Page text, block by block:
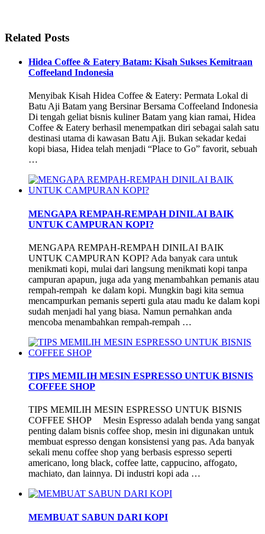
Related Posts
Hidea Coffee & Eatery Batam: Kisah Sukses Kemitraan
Coffeeland Indonesia
Menyibak Kisah Hidea Coffee & Eatery: Permata Lokal di
Batu Aji Batam yang Bersinar Bersama Coffeeland Indonesia
Di tengah geliat bisnis kuliner Batam yang kian ramai, Hidea
Coffee & Eatery berhasil menempatkan diri sebagai salah satu
destinasi utama di kawasan Batu Aji. Bukan sekadar kedai
kopi biasa, Hidea telah menjadi “Place to Go” favorit, sebuah
…
MENGAPA REMPAH-REMPAH DINILAI BAIK
UNTUK CAMPURAN KOPI?
MENGAPA REMPAH-REMPAH DINILAI BAIK
UNTUK CAMPURAN KOPI? Ada banyak cara untuk
menikmati kopi, mulai dari langsung menikmati kopi tanpa
campuran apapun, juga ada yang menambahkan pemanis atau
rempah-rempah ke dalam kopi. Mungkin bagi kita semua
mencampurkan pemanis seperti gula atau madu ke dalam kopi
sudah menjadi hal yang biasa. Namun pernahkan anda
mencoba menambahkan rempah-rempah …
TIPS MEMILIH MESIN ESPRESSO UNTUK BISNIS
COFFEE SHOP
TIPS MEMILIH MESIN ESPRESSO UNTUK BISNIS
COFFEE SHOP Mesin Espresso adalah benda yang sangat
penting dalam bisnis coffee shop, mesin ini digunakan untuk
membuat espresso dengan konsistensi yang pas. Ada banyak
sekali menu coffee shop yang berbasis espresso seperti
americano, long black, coffee latte, cappucino, affogato,
machiato, dan lainnya. Di industri kopi ada …
MEMBUAT SABUN DARI KOPI